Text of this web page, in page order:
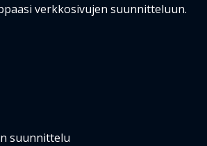
verkkosivujen suunnitteluun.
suunnittelu